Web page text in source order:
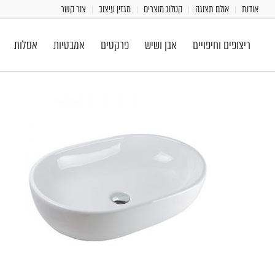
אודות אולם תצוגה קטלוג מוצרים מגזין עיצוב צור קשר
ריצופים וחיפויים אבן ושיש פרקטים אמבטיות אסלות